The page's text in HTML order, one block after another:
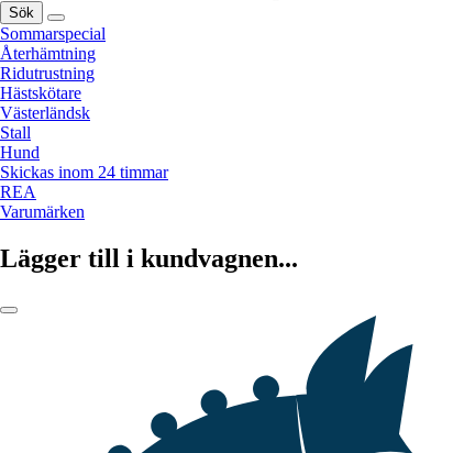
Sök
Sommarspecial
Återhämtning
Ridutrustning
Hästskötare
Västerländsk
Stall
Hund
Skickas inom 24 timmar
REA
Varumärken
Lägger till i kundvagnen...